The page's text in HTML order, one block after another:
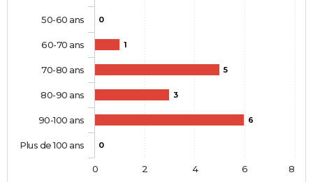
0
1
5
3
6
0
50-60 ans
60-70 ans
70-80 ans
80-90 ans
90-100 ans
Plus de 100 ans
0 2 4 6 8